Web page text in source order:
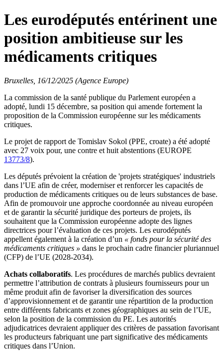
Les eurodéputés entérinent une
position ambitieuse sur les
médicaments critiques
Bruxelles, 16/12/2025 (Agence Europe)
La commission de la santé publique du Parlement européen a
adopté, lundi 15 décembre, sa position qui amende fortement la
proposition de la Commission européenne sur les médicaments
critiques.
Le projet de rapport de Tomislav Sokol (PPE, croate) a été adopté
avec 27 voix pour, une contre et huit abstentions (EUROPE
13773/8).
Les députés prévoient la création de 'projets stratégiques' industriels
dans l’UE afin de créer, moderniser et renforcer les capacités de
production de médicaments critiques ou de leurs substances de base.
Afin de promouvoir une approche coordonnée au niveau européen
et de garantir la sécurité juridique des porteurs de projets, ils
souhaitent que la Commission européenne adopte des lignes
directrices pour l’évaluation de ces projets. Les eurodéputés
appellent également à la création d’un « fonds pour la sécurité des
médicaments critiques » dans le prochain cadre financier pluriannuel
(CFP) de l’UE (2028-2034).
Achats collaboratifs. Les procédures de marchés publics devraient
permettre l’attribution de contrats à plusieurs fournisseurs pour un
même produit afin de favoriser la diversification des sources
d’approvisionnement et de garantir une répartition de la production
entre différents fabricants et zones géographiques au sein de l’UE,
selon la position de la commission du PE. Les autorités
adjudicatrices devraient appliquer des critères de passation favorisant
les producteurs fabriquant une part significative des médicaments
critiques dans l’Union.